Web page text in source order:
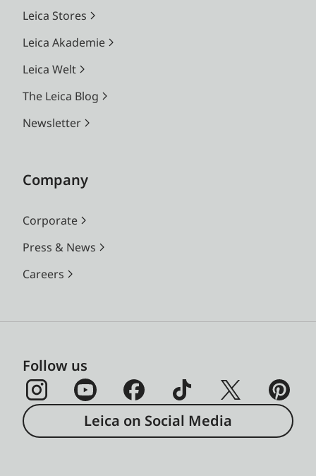
Leica Stores
Leica Akademie
Leica Welt
The Leica Blog
Newsletter
Company
Corporate
Press & News
Careers
Follow us
Leica on Social Media